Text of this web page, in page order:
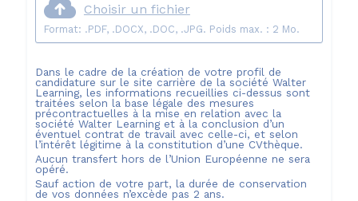
Choisir un fichier
Format: .PDF, .DOCX, .DOC, .JPG. Poids max. : 2 Mo.
Dans le cadre de la création de votre profil de
candidature sur le site carrière de la société Walter
Learning, les informations recueillies ci-dessus sont
traitées selon la base légale des mesures
précontractuelles à la mise en relation avec la
société Walter Learninget à la conclusion d’un
éventuel contrat de travail avec celle-ci, et selon
l’intérêt légitime à la constitution d’une CVthèque.
Aucun transfert hors de l’Union Européenne ne sera
opéré.
Sauf action de votre part, la durée de conservation
de vos données n’excède pas 2 ans.